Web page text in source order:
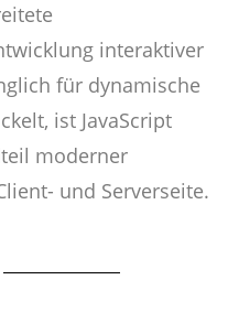
interaktiver
für dynamische
ist JavaScript
moderner
und Serverseite.